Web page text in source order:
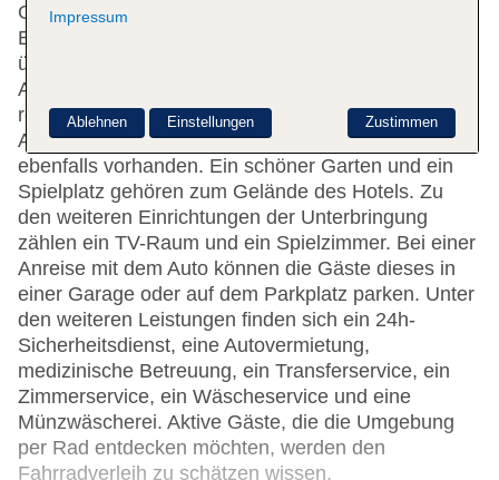
Getränkeautomat. WLAN ist in den öffentlichen
Bereichen verfügbar. Die Unterbringung verfügt
über eine Reihe von behindertengerechten
Annehmlichkeiten. Das Haus verfügt über
rollstuhlgerechte Einrichtungen. Behagliche
Atmosphäre schafft ein Kamin. Geschäfte sind
ebenfalls vorhanden. Ein schöner Garten und ein
Spielplatz gehören zum Gelände des Hotels. Zu
den weiteren Einrichtungen der Unterbringung
zählen ein TV-Raum und ein Spielzimmer. Bei einer
Anreise mit dem Auto können die Gäste dieses in
einer Garage oder auf dem Parkplatz parken. Unter
den weiteren Leistungen finden sich ein 24h-
Sicherheitsdienst, eine Autovermietung,
medizinische Betreuung, ein Transferservice, ein
Zimmerservice, ein Wäscheservice und eine
Münzwäscherei. Aktive Gäste, die die Umgebung
per Rad entdecken möchten, werden den
Fahrradverleih zu schätzen wissen,
Impressum
Zustimmen
Ablehnen Einstellungen